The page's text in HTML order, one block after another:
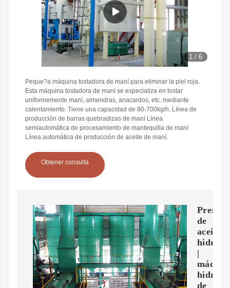
1 /6
Peque?a máquina tostadora de maní para eliminar la piel roja.
Esta máquina tostadora de maní se especializa en tostar
uniformemente maní, almendras, anacardos, etc. mediante
calentamiento. Tiene una capacidad de 80-700kg/h. Línea de
producción de barras quebradizas de maní Línea
semiautomática de procesamiento de mantequilla de maní
Línea automática de producción de aceite de maní.
Obtener consulta
Prensa
de
aceite
|
de